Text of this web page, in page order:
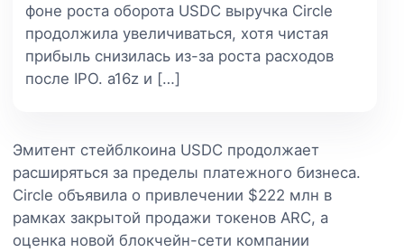
фоне роста оборота USDC выручка Circle
продолжила увеличиваться, хотя чистая
прибыль снизилась из-за роста расходов
после IPO. a16z и […]
Эмитент стейблкоина USDC продолжает
расширяться за пределы платежного бизнеса.
Circle объявила о привлечении $222 млн в
рамках закрытой продажи токенов ARC, а
оценка новой блокчейн-сети компании